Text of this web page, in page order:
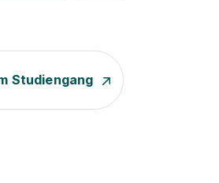
Studiengang